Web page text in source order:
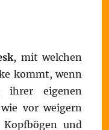
, mit welchen
kommt, wenn
ihrer eigenen
vor weigern
und